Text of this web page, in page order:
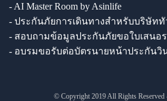
- AI Master Room by Asinlife
- ประกันภัยการเดินทางสำหรับบริษัททั
- สอบถามข้อมูลประกันภัยขอใบเสนอ
- อบรมขอรับต่อบัตรนายหน้าประกันวิ
© Copyright 2019 All Rights